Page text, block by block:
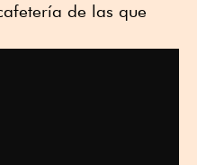
de las que